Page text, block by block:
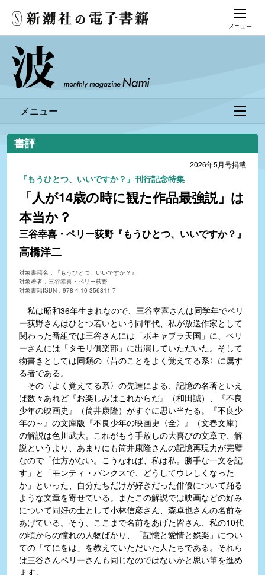
メニュー
メニュー
書評
2026年5月号掲載
『もうひとつ、いいですか？』刊行記念特集
「人が14歳の時に観た作品最強説」は
本当か？
三谷幸喜・ペリー荻野『もうひとつ、いいですか？』
高橋洋二
対象書籍名：『もうひとつ、いいですか？』
対象著者：三谷幸喜・ペリー荻野
対象書籍ISBN：978-4-10-356811-7
私は昭和36年生まれなので、三谷幸喜さんは同学年でペリ
ー荻野さんはひとつ若いという同年代、私が放送作家として
関わった番組では三谷さんには「ボキャブラ天国」に、ペリ
ーさんには「タモリ俱楽部」に出演していただいた。そして
物書きとしては同類の〈昔のことをよく覚えてる系〉に属す
る者である。
その〈よく覚えてる系〉の先達による、記憶の名著といえ
ば数々あれど『お楽しみはこれからだ』（和田誠）、『不良
少年の映画史』（筒井康隆）がすぐに思い当たる。『不良少
年の～』の文庫版『不良少年の映画史〈全〉』（文春文庫）
の解説は色川武大。これがもう手放しの大喜びの文章で、解
説というより、あまりにも筒井康隆さんの記憶再現力が完璧
なので「仕方がない。こうなれば、私は私。勝手な一文を記
す」と「モンティ・バンクスで、どうしてウレしくなった
か」といった、自分たちだけが好きだった俳優について踊る
ような文章を寄せている。またこの解説では映画などの好み
について同好の士として小林信彦さん、森卓也さんの名前を
あげている。そう、ここまで名前をあげた皆さん、私の10代
の頃からの憧れの人物ばかり、「記憶と愛情と娯楽」につい
ての「てにをは」を教えていただいた人たちである。それら
は三谷さんペリーさんも同じなのではないかと思い筆を進め
ます。